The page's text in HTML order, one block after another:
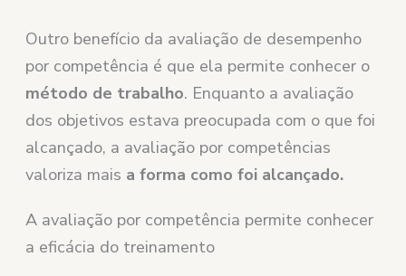
Outro benefício da avaliação de desempenho
por competência é que ela permite conhecer o
método de trabalho. Enquanto a avaliação
dos objetivos estava preocupada com o que foi
alcançado, a avaliação por competências
valoriza mais a forma como foi alcançado.
A avaliação por competência permite conhecer
a eficácia do treinamento